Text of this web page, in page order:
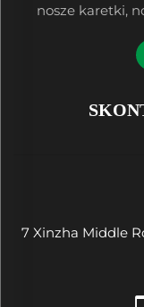
nosze karetki,
7 Xinzha Middle